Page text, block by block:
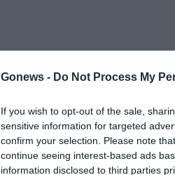
Gonews - Do Not Process My
If you wish to opt-out of the sale,
sensitive information for targeted
confirm your selection. Please note
continue seeing interest-based ads
information disclosed to third parties